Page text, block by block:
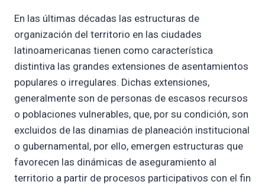
En las últimas décadas las estructuras de
organización del territorio en las ciudades
latinoamericanas tienen como característica
distintiva las grandes extensiones de asentamientos
populares o irregulares. Dichas extensiones,
generalmente son de personas de escasos recursos
o poblaciones vulnerables, que, por su condición, son
excluidos de las dinamias de planeación institucional
o gubernamental, por ello, emergen estructuras que
favorecen las dinámicas de aseguramiento al
territorio a partir de procesos participativos con el fin